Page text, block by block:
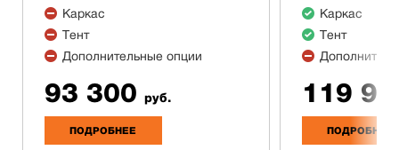
Каркас
Тент
Дополнительные опции
93 300 руб.
ПОДРОБНЕЕ
Каркас
Тент
119
ПОДРОБНЕЕ